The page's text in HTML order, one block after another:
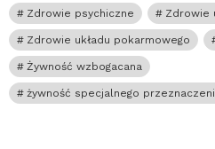
Zdrowie psychiczne Zdrowie
Zdrowie układu pokarmowego
Żywność wzbogacana
żywność specjalnego